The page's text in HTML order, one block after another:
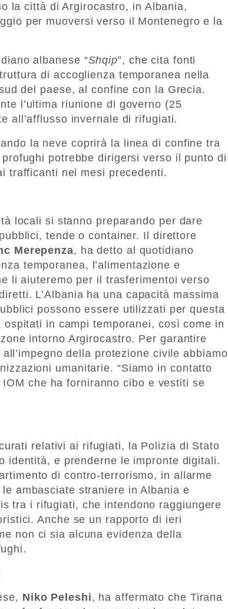
la città di Argirocastro, in Albania,
per muoversi verso il Montenegro e la
albanese “Shqip”, che cita fonti
di accoglienza temporanea nella
del paese, al confine con la Grecia.
l’ultima riunione di governo (25
all’afflusso invernale di rifugiati.
la neve coprirà la linea di confine tra
potrebbe dirigersi verso il punto di
trafficanti nei mesi precedenti.
locali si stanno preparando per dare
tende o container. Il direttore
Merepenza, ha detto al quotidiano
temporanea, l’alimentazione e
li aiuteremo per il trasferimentoi verso
L’Albania ha una capacità massima
possono essere utilizzati per questa
in campi temporanei, così come in
intorno Argirocastro. Per garantire
della protezione civile abbiamo
umanitarie. “Siamo in contatto
che ha forniranno cibo e vestiti se
relativi ai rifugiati, la Polizia di Stato
identità, e prenderne le impronte digitali.
di contro-terrorismo, in allarme
ambasciate straniere in Albania e
tra i rifugiati, che intendono raggiungere
Anche se un rapporto di ieri
non ci sia alcuna evidenza della
Niko Peleshi, ha affermato che Tirana